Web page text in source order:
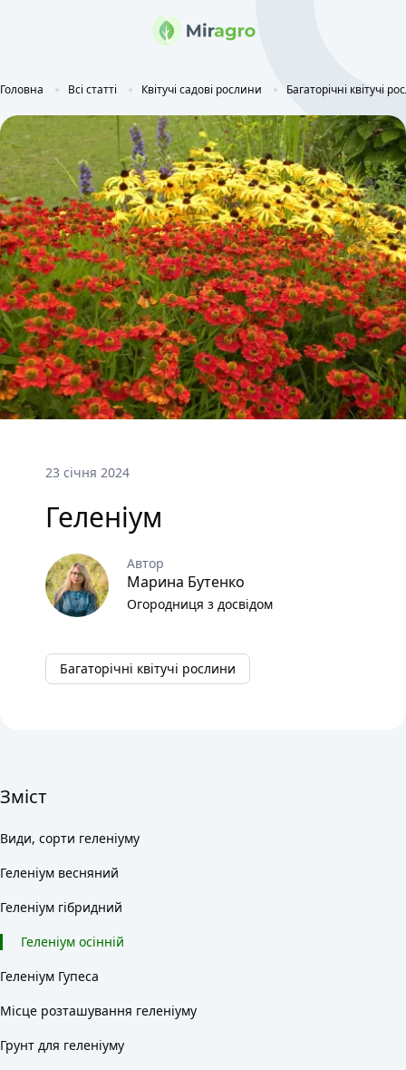
Головна Всі статті Квітучі садові рослини Багаторічні квітучі
23 січня 2024
Геленіум
Автор
Марина Бутенко
Огородниця з досвідом
Багаторічні квітучі рослини
Зміст
Види, сорти геленіуму
Геленіум весняний
Геленіум гібридний
Геленіум осінній
Геленіум Гупеса
Місце розташування геленіуму
Грунт для геленіуму